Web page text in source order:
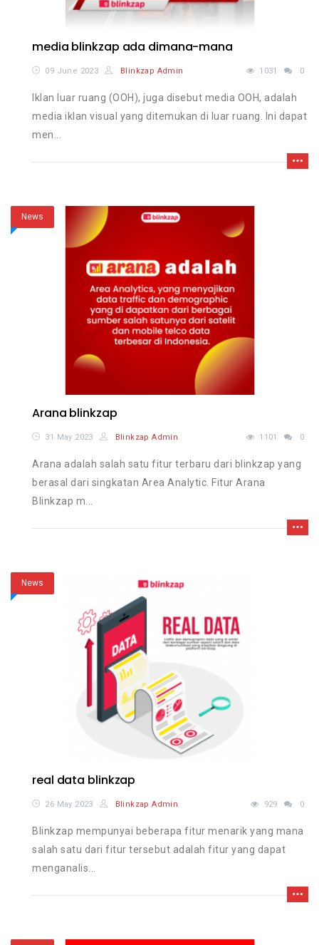
media blinkzap ada dimana-mana
09 June 2023 Blinkzap Admin 1031 0
Iklan luar ruang (OOH), juga disebut media OOH, adalah
media iklan visual yang ditemukan di luar ruang. Ini dapat
men...
News
Arana blinkzap
31 May 2023 Blinkzap Admin 1101 0
Arana adalah salah satu fitur terbaru dari blinkzap yang
berasal dari singkatan Area Analytic. Fitur Arana
Blinkzap m...
News
real data blinkzap
26 May 2023 Blinkzap Admin 929 0
Blinkzap mempunyai beberapa fitur menarik yang mana
salah satu dari fitur tersebut adalah fitur yang dapat
menganalis...